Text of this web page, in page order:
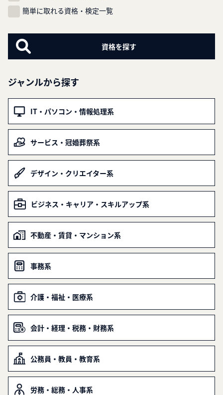
簡単に取れる資格・検定一覧
ジャンルから探す
IT・パソコン・情報処理系
サービス・冠婚葬祭系
デザイン・クリエイター系
ビジネス・キャリア・スキルアップ系
不動産・賃貸・マンション系
事務系
介護・福祉・医療系
会計・経理・税務・財務系
公務員・教員・教育系
労務・総務・人事系